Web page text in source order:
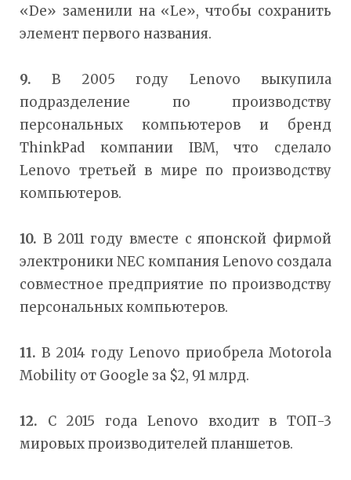
«De» заменили на «Le», чтобы сохранить
элемент первого названия.
9. В 2005 году Lenovo выкупила
подразделение по производству
персональных компьютеров и бренд
ThinkPad компании IBM, что сделало
Lenovo третьей в мире по производству
компьютеров.
10. В 2011 году вместе с японской фирмой
электроники NEC компания Lenovo создала
совместное предприятие по производству
персональных компьютеров.
11. В 2014 году Lenovo приобрела Motorola
Mobility от Google за $2, 91 млрд.
12. С 2015 года Lenovo входит в ТОП-3
мировых производителей планшетов.